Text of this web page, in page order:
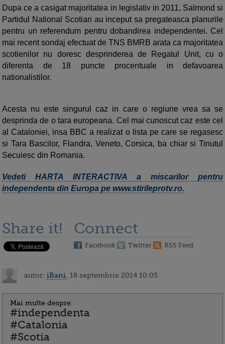
Dupa ce a casigat majoritatea in legislativ in 2011, Salmond si
Partidul National Scotian au inceput sa pregateasca planurile
pentru un referendum pentru dobandirea independentei. Cel
mai recent sondaj efectuat de TNS BMRB arata ca majoritatea
scotienilor nu doresc desprinderea de Regatul Unit, cu o
diferenta de 18 puncte procentuale in defavoarea
nationalistilor.
Acesta nu este singurul caz in care o regiune vrea sa se
desprinda de o tara europeana. Cel mai cunoscut caz este cel
al Cataloniei, insa BBC a realizat o lista pe care se regasesc
si Tara Bascilor, Flandra, Veneto, Corsica, ba chiar si Tinutul
Secuiesc din Romania.
Vedeti HARTA INTERACTIVA a miscarilor pentru
independenta din Europa pe www.stirileprotv.ro.
Share it! Connect
Facebook Twitter RSS Feed
autor: iBani , 18 septembrie 2014 10:05
Mai multe despre:
#independenta
#Catalonia
#Scotia